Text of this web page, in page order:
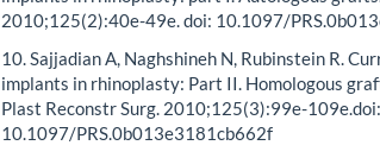
2010;125(2):40e-49e. doi: 10.1097/
10. Sajjadian A, Naghshineh N, Rubinstein R.
implants in rhinoplasty: Part II. Homologous
Plast Reconstr Surg. 2010;125(3):99e-109e.doi:
10.1097/PRS.0b013e3181cb662f